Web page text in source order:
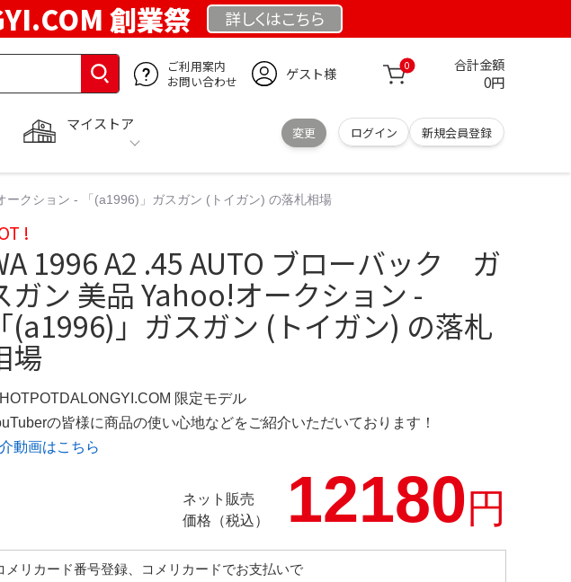
創業祭 詳しくはこちら
ご利用案内
お問い合わせ
ゲスト様 0 合計金額
0円
マイストア
変更 ログイン 新規会員登録
クション - 「(a1996)」ガスガン (トイガン) の落札相場
!
1996 A2 .45 AUTO ブローバック ガ
ガン 美品 Yahoo!オークション -
「(a1996)」ガスガン (トイガン) の落札
場
限定モデル
の皆様に商品の使い心地などをご紹介いただいております！
動画はこちら
ネット販売
価格（税込）
12180円
メリカード番号登録、コメリカードでお支払いで